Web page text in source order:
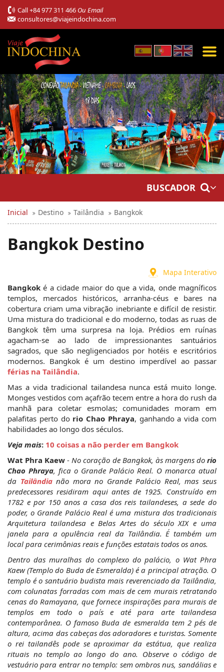
Call+84 977 311 466 Ou Email
consultores@viajeindochina.com
BUSCADOR
Inicial Destino Tailândia Bangkok
Bangkok Destino
Mapa Interativo
Bangkok é a cidade maior do que a vida, onde magníficos
templos, mercados históricos, arranha-céus e bares na
cobertura criam uma vibração inebriante e difícil de resistir.
Uma mistura do tradicional e do moderno, todas as ruas de
Bangkok têm uma surpresa na loja. Prédios em ruínas
agacham-se ao lado de impressionantes santuários
sagrados, que são negligenciados por hotéis e escritórios
férias na Tailândia.
Mas a vida tradicional tailandesa nunca está muito longe.
Monges vestidos com açafrão tecem entre a hora do rush da
manhã para coletar esmolas; comunidades moram em
palafitas perto do rio Chao Phraya, ganhando a vida com
habilidades ao longo dos séculos.
Veja mais: 10 coisas a não perder em Bangkok
Wat Phra Kaew - No coração de Bangkok, às margens do rio
Chao Phraya, fica o Grande Palácio Real. O monarca atual
da Tailândia não mora no Grande Palácio Real, mas seus
predecessores residiram aqui antes de 1925. Construído em
1782 e por 150 anos a casa dos reis tailandeses, a sede do
poder, o Grande Palácio Real é uma mistura dos tradicionais
Arquitetura tailandesa e Belas Artes do século XIX e uma
janela para a opulência real da Tailândia. É também um
local para cerimônias reais e funções estatais todos os anos.
Dentro das muralhas do complexo do palácio, o Wat Phra
Kaew (Templo do Buda de Esmeralda) é a principal atração. O
templo é o santuário budista mais reverenciado da Tailândia,
com colunatas forradas com mais de cem murais retratando
cenas do Ramayana, que fornece inspirações para murais de
templos em todo o país e até para arte tailandesa
contemporânea. O famoso Buda de esmeralda tem 2 pés de
altura, acima das cabeças dos adoradores e turistas. Somente
o rei tailandês pode se aproximar da estátua, que realiza
rituais no templo ao longo do ano. Observe o código de
vestuário para entrar no templo: sem ombros nus, sandálias e